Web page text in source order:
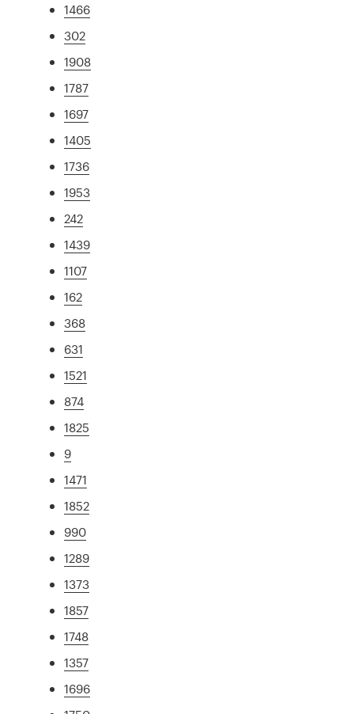
1466
302
1908
1787
1697
1405
1736
1953
242
1439
1107
162
368
631
1521
874
1825
9
1471
1852
990
1289
1373
1857
1748
1357
1696